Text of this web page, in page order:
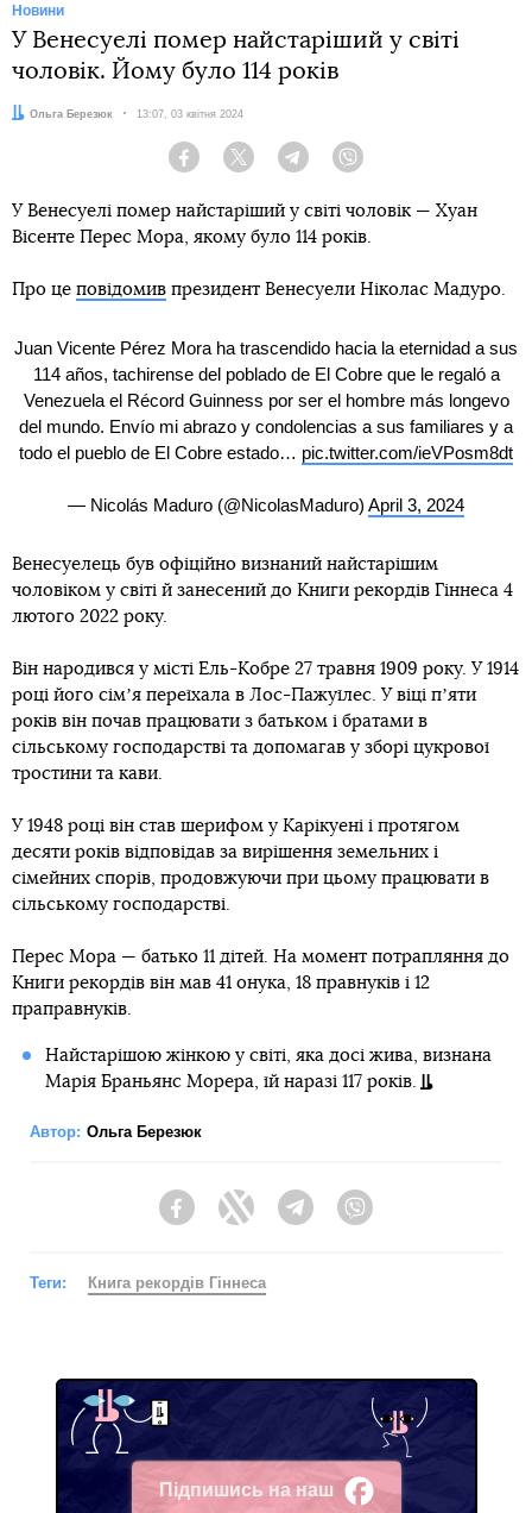
Новини
У Венесуелі помер найстаріший у світі
чоловік. Йому було 114 років
Автор:
Ольга Березюк Дата:
13:07, 03 квітня 2024
Facebook Twitter Telegram
У Венесуелі помер найстаріший у світі чоловік — Хуан
Вісенте Перес Мора, якому було 114 років.
Про це повідомив президент Венесуели Ніколас Мадуро.
Juan Vicente Pérez Mora ha trascendido hacia la eternidad a sus
114 años, tachirense del poblado de El Cobre que le regaló a
Venezuela el Récord Guinness por ser el hombre más longevo
del mundo. Envío mi abrazo y condolencias a sus familiares y a
todo el pueblo de El Cobre estado… pic.twitter.com/ieVPosm8dt
— Nicolás Maduro (@NicolasMaduro) April 3, 2024
Венесуелець був офіційно визнаний найстарішим
чоловіком у світі й занесений до Книги рекордів Гіннеса 4
лютого 2022 року.
Він народився у місті Ель-Кобре 27 травня 1909 року. У 1914
році його сімʼя переїхала в Лос-Пажуїлес. У віці пʼяти
років він почав працювати з батьком і братами в
сільському господарстві та допомагав у зборі цукрової
тростини та кави.
У 1948 році він став шерифом у Карікуені і протягом
десяти років відповідав за вирішення земельних і
сімейних спорів, продовжуючи при цьому працювати в
сільському господарстві.
Перес Мора — батько 11 дітей. На момент потрапляння до
Книги рекордів він мав 41 онука, 18 правнуків і 12
праправнуків.
Найстарішою жінкою у світі, яка досі жива, визнана
Марія Браньянс Морера, їй наразі 117 років.
Автор: Ольга Березюк
FacebookTwitter Telegram
Теги: Книга рекордів Гіннеса
Підпишись на наш
Facebook